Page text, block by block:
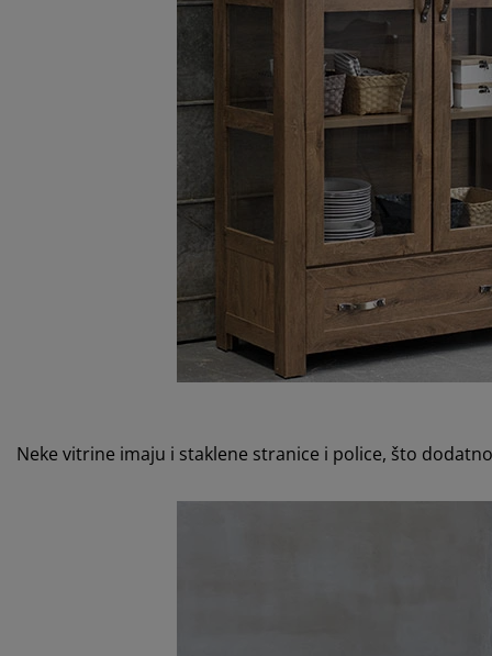
Neke vitrine imaju i staklene stranice i police, što